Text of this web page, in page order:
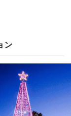
ン